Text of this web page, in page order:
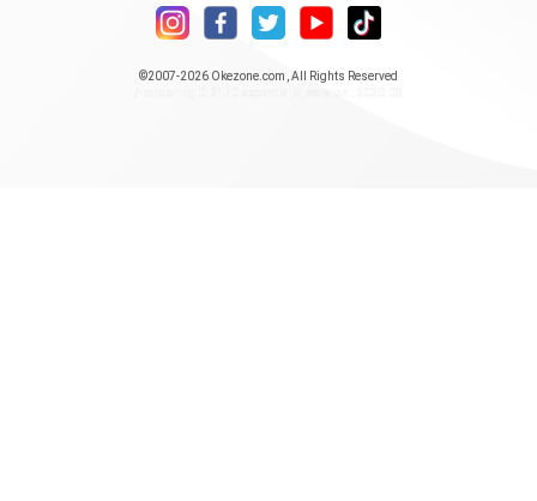
©2007-2026 Okezone.com , All Rights Reserved